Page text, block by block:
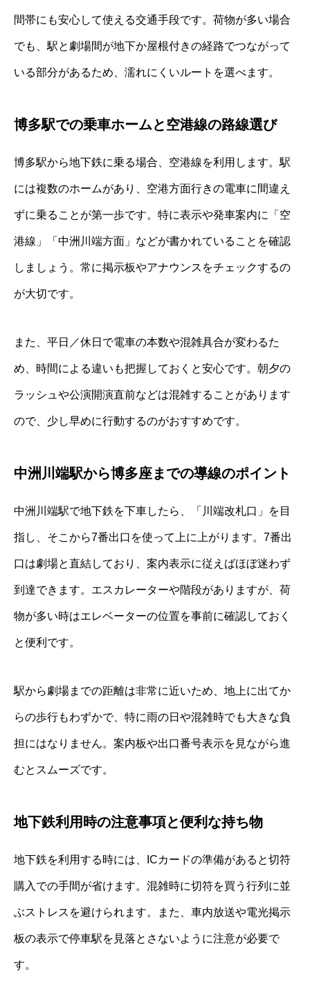
間帯にも安心して使える交通手段です。荷物が多い場合
でも、駅と劇場間が地下か屋根付きの経路でつながって
いる部分があるため、濡れにくいルートを選べます。
博多駅での乗車ホームと空港線の路線選び
博多駅から地下鉄に乗る場合、空港線を利用します。駅
には複数のホームがあり、空港方面行きの電車に間違え
ずに乗ることが第一歩です。特に表示や発車案内に「空
港線」「中洲川端方面」などが書かれていることを確認
しましょう。常に掲示板やアナウンスをチェックするの
が大切です。
また、平日／休日で電車の本数や混雑具合が変わるた
め、時間による違いも把握しておくと安心です。朝夕の
ラッシュや公演開演直前などは混雑することがあります
ので、少し早めに行動するのがおすすめです。
中洲川端駅から博多座までの導線のポイント
中洲川端駅で地下鉄を下車したら、「川端改札口」を目
指し、そこから7番出口を使って上に上がります。7番出
口は劇場と直結しており、案内表示に従えばほぼ迷わず
到達できます。エスカレーターや階段がありますが、荷
物が多い時はエレベーターの位置を事前に確認しておく
と便利です。
駅から劇場までの距離は非常に近いため、地上に出てか
らの歩行もわずかで、特に雨の日や混雑時でも大きな負
担にはなりません。案内板や出口番号表示を見ながら進
むとスムーズです。
地下鉄利用時の注意事項と便利な持ち物
地下鉄を利用する時には、ICカードの準備があると切符
購入での手間が省けます。混雑時に切符を買う行列に並
ぶストレスを避けられます。また、車内放送や電光掲示
板の表示で停車駅を見落とさないように注意が必要で
す。